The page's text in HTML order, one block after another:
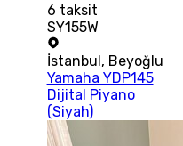
6 taksit
SY155W
İstanbul, Beyoğlu
Yamaha YDP145
Dijital Piyano
(Siyah)